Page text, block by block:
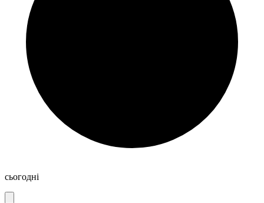
сьогодні